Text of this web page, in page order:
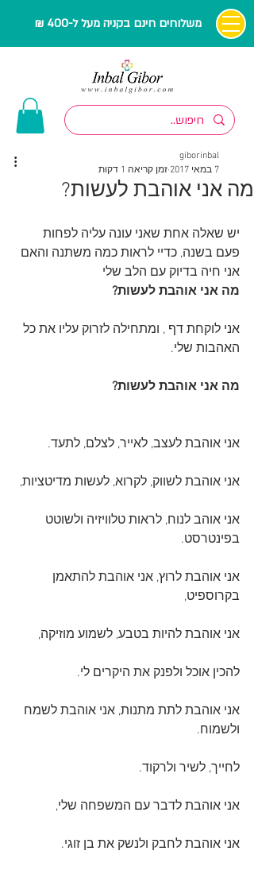
משלוחים חינם בקניה מעל ל-400 ₪
מה אני אוהבת לעשות?
giborinbal
7 במאי 2017
זמן קריאה 1 דקות
יש שאלה אחת שאני עונה עליה לפחות
פעם בשנה, כדיי לראות כמה משתנה והאם
אני חיה בדיוק עם הלב שלי
מה אני אוהבת לעשות?
אני לוקחת דף , ומתחילה לזרוק עליו את כל
האהבות שלי.
מה אני אוהבת לעשות?
אני אוהבת לעצב, לאייר, לצלם, לתעד.
אני אוהבת לשווק, לקרוא, לעשות מדיטציות,
אני אוהב לנוח, לראות טלוויזיה ולשוטט
בפינטרסט.
אני אוהבת לרוץ, אני אוהבת להתאמן
בקרוספיט,
אני אוהבת להיות בטבע, לשמוע מוזיקה,
להכין אוכל ולפנק את היקרים לי.
אני אוהבת לתת מתנות, אני אוהבת לשמח
ולשמוח.
לחייך, לשיר ולרקוד.
אני אוהבת לדבר עם המשפחה שלי,
אני אוהבת לחבק ולנשק את בן זוגי.